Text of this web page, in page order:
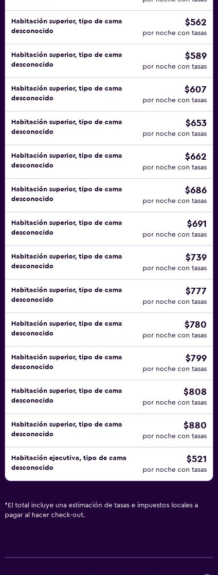
Habitación superior, tipo de cama
desconocido
$562
por noche con tasas
Habitación superior, tipo de cama
desconocido
$589
por noche con tasas
Habitación superior, tipo de cama
desconocido
$607
por noche con tasas
Habitación superior, tipo de cama
desconocido
$653
por noche con tasas
Habitación superior, tipo de cama
desconocido
$662
por noche con tasas
Habitación superior, tipo de cama
desconocido
$686
por noche con tasas
Habitación superior, tipo de cama
desconocido
$691
por noche con tasas
Habitación superior, tipo de cama
desconocido
$739
por noche con tasas
Habitación superior, tipo de cama
desconocido
$777
por noche con tasas
Habitación superior, tipo de cama
desconocido
$780
por noche con tasas
Habitación superior, tipo de cama
desconocido
$799
por noche con tasas
Habitación superior, tipo de cama
desconocido
$808
por noche con tasas
Habitación superior, tipo de cama
desconocido
$880
por noche con tasas
Habitación ejecutiva, tipo de cama
desconocido
$521
por noche con tasas
* El total incluye una estimación de tasas e impuestos locales a
pagar al hacer check-out.